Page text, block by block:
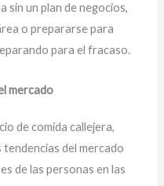
sin un plan de negocios,
o prepararse para
para el fracaso.
mercado
de comida callejera,
del mercado
de las personas en las